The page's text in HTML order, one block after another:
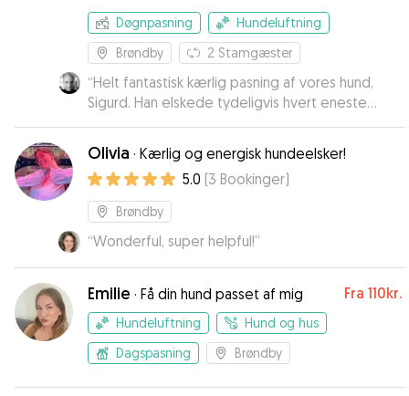
Døgnpasning
Hundeluftning
Brøndby
2 Stamgæster
“Helt fantastisk kærlig pasning af vores hund,
Sigurd. Han elskede tydeligvis hvert eneste
minut hos Victoria og hendes familie. Vi kommer
stensikkert tilbage.
Olivia · Kærlig og energisk hundeelsker!
5.0 (3 Bookinger)
Brøndby
“Wonderful, super helpful!”
Emilie · Få din hund passet af mig Fra 110kr.
Hundeluftning
Hund og hus
Dagspasning
Brøndby